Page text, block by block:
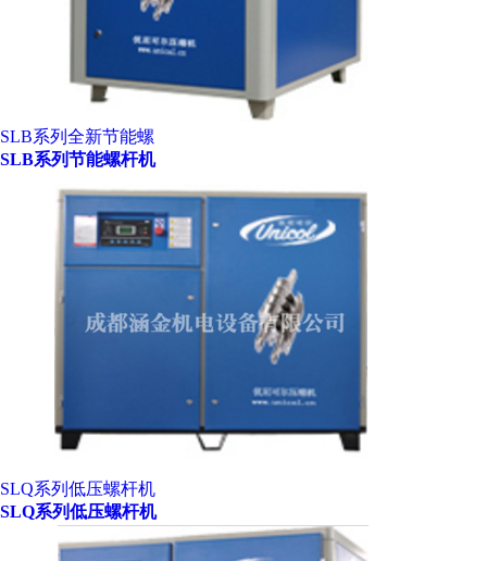
SLB系列全新节能螺
SLB系列节能螺杆机
SLQ系列低压螺杆机
SLQ系列低压螺杆机